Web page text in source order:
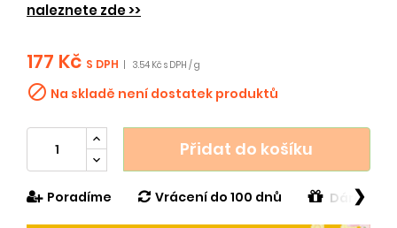
naleznete zde >>
177 Kč S DPH 3.54 Kč s DPH / g
 Na skladě není dostatek produktů
Přidat do košíku
Poradíme Vrácení do 100 dnů Dárek v
❯